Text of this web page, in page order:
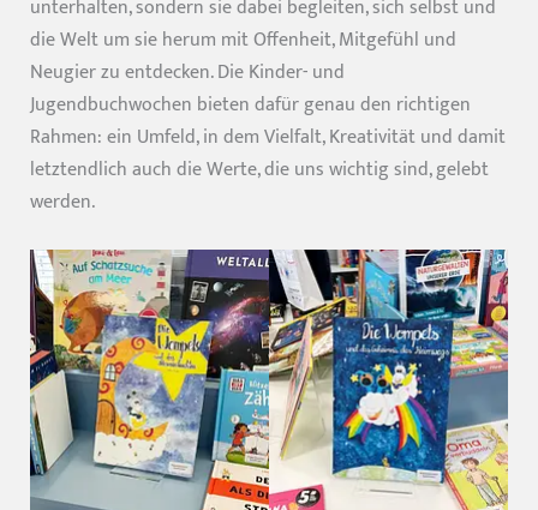
die Welt um sie herum mit Offenheit, Mitgefühl und
Neugier zu entdecken. Die Kinder- und
Jugendbuchwochen bieten dafür genau den richtigen
Rahmen: ein Umfeld, in dem Vielfalt, Kreativität und damit
letztendlich auch die Werte, die uns wichtig sind, gelebt
werden.